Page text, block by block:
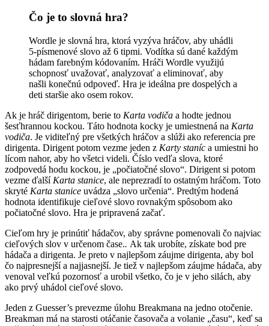
Čo je to slovná hra?
Wordle je slovná hra, ktorá vyzýva hráčov, aby uhádli
5-písmenové slovo až 6 tipmi. Vodítka sú dané každým
hádam farebným kódovaním. Hráči Wordle využijú
schopnosť uvažovať, analyzovať a eliminovať, aby
našli konečnú odpoveď. Hra je ideálna pre dospelých a
deti staršie ako osem rokov.
Ak je hráč dirigentom, berie to Karta vodiča a hodte jednou
šesťhrannou kockou. Táto hodnota kocky je umiestnená na Karta
vodiča. Je viditeľný pre všetkých hráčov a slúži ako referencia pre
dirigenta. Dirigent potom vezme jeden z Karty staníc a umiestni ho
lícom nahor, aby ho všetci videli. Číslo vedľa slova, ktoré
zodpovedá hodu kockou, je „počiatočné slovo“. Dirigent si potom
vezme ďalší Karta stanice, ale neprezradí to ostatným hráčom. Toto
skryté Karta stanice uvádza „slovo určenia“. Predtým hodená
hodnota identifikuje cieľové slovo rovnakým spôsobom ako
počiatočné slovo. Hra je pripravená začať.
Cieľom hry je prinútiť hádačov, aby správne pomenovali čo najviac
cieľových slov v určenom čase.. Ak tak urobíte, získate bod pre
hádača a dirigenta. Je preto v najlepšom záujme dirigenta, aby bol
čo najpresnejší a najjasnejší. Je tiež v najlepšom záujme hádača, aby
venoval veľkú pozornosť a urobil všetko, čo je v jeho silách, aby
ako prvý uhádol cieľové slovo.
Jeden z Guesser’s prevezme úlohu Breakmana na jedno otočenie.
Breakman má na starosti otáčanie časovača a volanie „času“, keď sa